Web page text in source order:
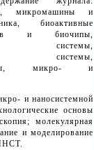
микромашины и
биоактивные
и биочипы,
системы,
системы,
микро- и
и наносистемной
основы
молекулярная
и моделирование